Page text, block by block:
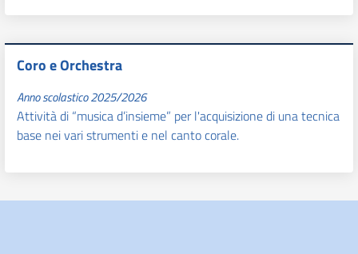
Coro e Orchestra
Anno scolastico 2025/2026
Attività di “musica d’insieme” per l'acquisizione di una tecnica
base nei vari strumenti e nel canto corale.